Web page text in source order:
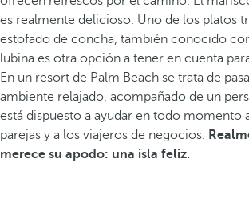
es realmente delicioso. Uno de los platos
estofado de concha, también conocido
lubina es otra opción a tener en cuenta
En un resort de Palm Beach se trata de
ambiente relajado, acompañado de un
está dispuesto a ayudar en todo momento
parejas y a los viajeros de negocios.
merece su apodo: una isla feliz.